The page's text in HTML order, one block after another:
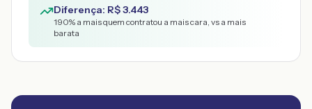
Diferença: R$3.443
190% a mais quem contratou a mais cara, vs a mais
barata